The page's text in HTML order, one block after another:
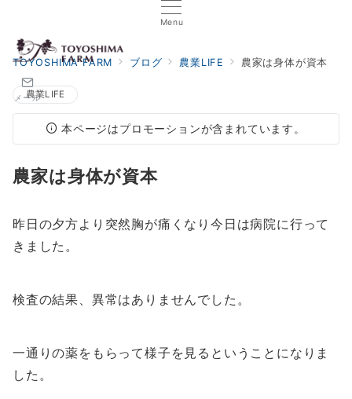
Menu
メール
TOYOSHIMA FARM ブログ 農業LIFE 農家は身体が資本
農業LIFE
本ページはプロモーションが含まれています。
農家は身体が資本
昨日の夕方より突然胸が痛くなり今日は病院に行って
きました。
検査の結果、異常はありませんでした。
一通りの薬をもらって様子を見るということになりま
した。